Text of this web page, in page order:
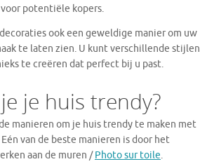
potentiële kopers.
ook een geweldige manier om uw
te laten zien. U kunt verschillende stijlen
te creëren dat perfect bij u past.
je huis trendy?
manieren om je huis trendy te maken met
van de beste manieren is door het
aan de muren /Photo sur toile.